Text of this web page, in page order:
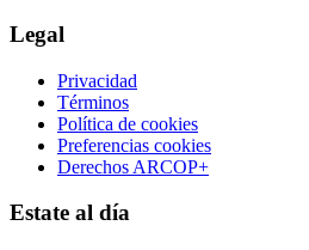
Legal
Privacidad
Términos
Política de cookies
Preferencias cookies
Derechos ARCOP+
Estate al día